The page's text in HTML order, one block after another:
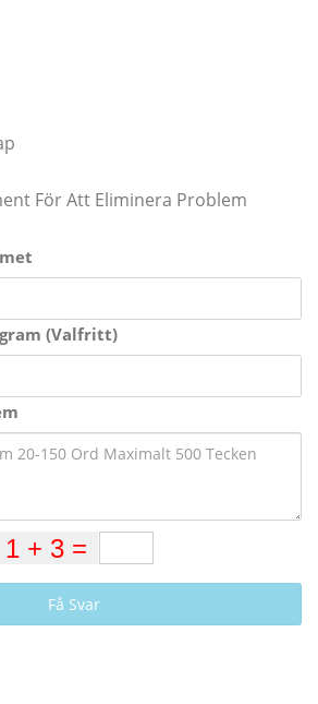
För Att Eliminera Problem
(Valfritt)
Få Svar